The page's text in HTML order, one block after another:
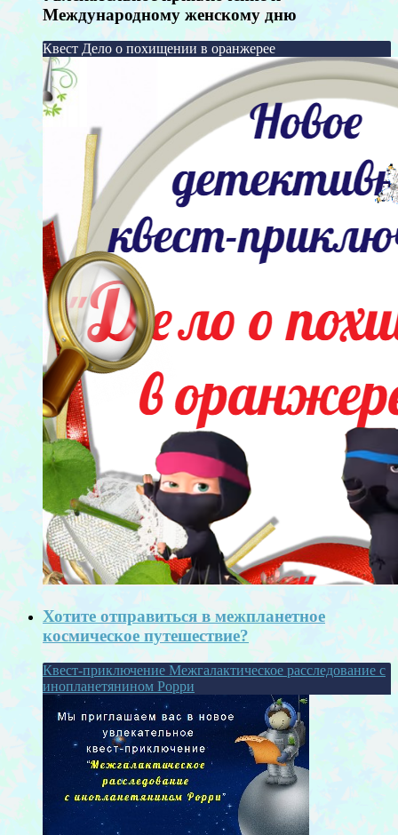
Международному женскому дню
Квест Дело о похищении в оранжерее
Хотите отправиться в межпланетное
космическое путешествие?
Квест-приключение Межгалактическое расследование с
инопланетянином Рорри